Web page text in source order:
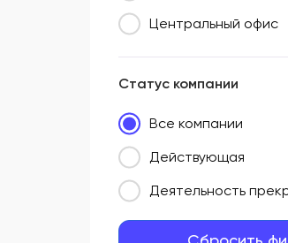
Центральный офис
Статус компании
Все компании
Действующая
Деятельность